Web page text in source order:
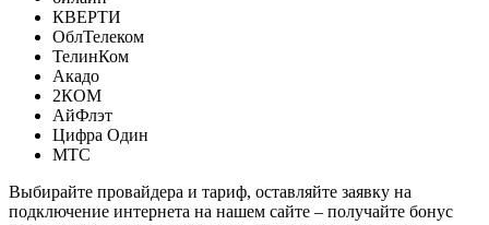
КВЕРТИ
ОблТелеком
ТелинКом
Акадо
2КОМ
АйФлэт
Цифра Один
МТС
Выбирайте провайдера и тариф, оставляйте заявку на
подключение интернета на нашем сайте – получайте бонус